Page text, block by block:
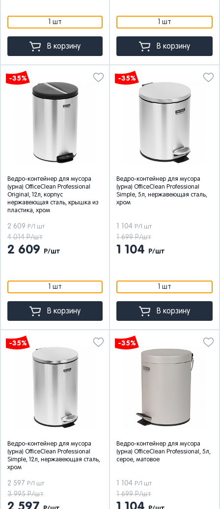
1 шт
В корзину
1 шт
В корзину
-35%
Ведро-контейнер для мусора
(урна) OfficeClean Professional
Original, 12л, корпус
нержавеющая сталь, крышка из
пластика, хром
2 609 Р/1 шт
4 014 Р/шт
2 609 Р/шт
1 шт
В корзину
-35%
Ведро-контейнер для мусора
(урна) OfficeClean Professional
Simple, 5л, нержавеющая сталь,
хром
1 104 Р/1 шт
1 699 Р/шт
1 104 Р/шт
1 шт
В корзину
-35%
Ведро-контейнер для мусора
(урна) OfficeClean Professional
Simple, 12л, нержавеющая сталь,
хром
2 597 Р/1 шт
3 995 Р/шт
-35%
Ведро-контейнер для мусора
(урна) OfficeClean Professional, 5л,
серое, матовое
1 104 Р/1 шт
1 699 Р/шт